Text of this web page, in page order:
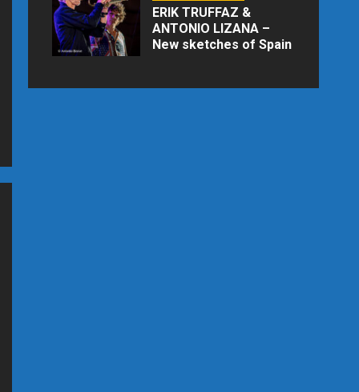
ERIK TRUFFAZ &
ANTONIO LIZANA –
New sketches of Spain